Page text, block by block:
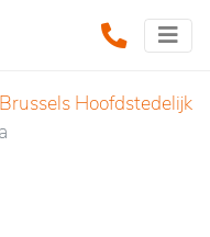
Brussels Hoofdstedelijk